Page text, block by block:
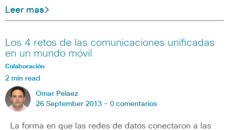
Leer mas
Los 4 retos de las comunicaciones unificadas
en un mundo móvil
Colaboración
2 min read
Omar Pelaez
26 September 2013 - 0 comentarios
La forma en que las redes de datos conectaron a las